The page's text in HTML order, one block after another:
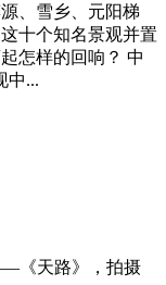
、雪乡、元阳梯
十个知名景观并置
怎样的回响？ 中
中...
《天路》，拍摄